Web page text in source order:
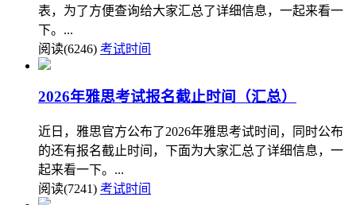
表，为了方便查询给大家汇总了详细信息，一起来看一
下。...
阅读(6246) 考试时间
2026年雅思考试报名截止时间（汇总）
近日，雅思官方公布了2026年雅思考试时间，同时公布
的还有报名截止时间，下面为大家汇总了详细信息，一
起来看一下。...
阅读(7241) 考试时间